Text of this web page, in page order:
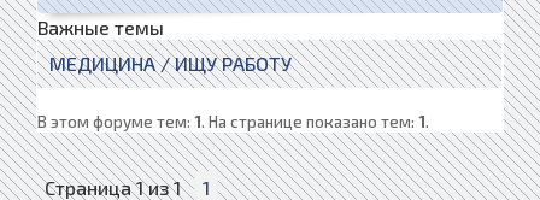
Важные темы
МЕДИЦИНА / ИЩУ РАБОТУ
В этом форуме тем: 1. На странице показано тем: 1.
Страница1из1 1